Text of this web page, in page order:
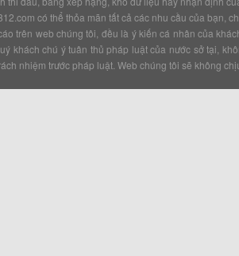
có thể thỏa mãn tất cả các nhu cầu của bạn,
trên web chúng tôi, đều là ý kiến cá nhân của
khách chú ý tuân thủ pháp luật của nước sở tại,
nhiệm trước pháp luật. Web chúng tôi sẽ không